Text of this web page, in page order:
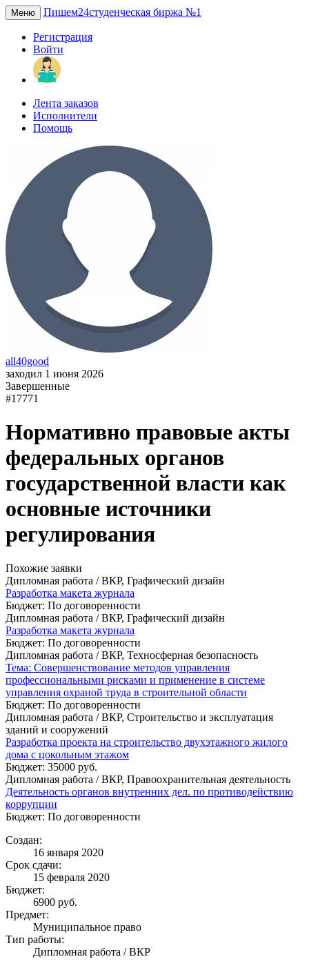
Меню Пишем24студенческая биржа №1
Регистрация
Войти
Лента заказов
Исполнители
Помощь
all40good
заходил 1 июня 2026
Завершенные
#17771
Нормативно правовые акты
федеральных органов
государственной власти как
основные источники
регулирования
Похожие заявки
Дипломная работа / ВКР, Графический дизайн
Разработка макета журнала
Бюджет: По договоренности
Дипломная работа / ВКР, Графический дизайн
Разработка макета журнала
Бюджет: По договоренности
Дипломная работа / ВКР, Техносферная безопасность
Тема: Совершенствование методов управления
профессиональными рисками и применение в системе
управления охраной труда в строительной области
Бюджет: По договоренности
Дипломная работа / ВКР, Строительство и эксплуатация
зданий и сооружений
Разработка проекта на строительство двухэтажного жилого
дома с цокольным этажом
Бюджет: 35000 руб.
Дипломная работа / ВКР, Правоохранительная деятельность
Деятельность органов внутренних дел. по противодействию
коррупции
Бюджет: По договоренности
Создан:
16 января 2020
Срок сдачи:
15 февраля 2020
Бюджет:
6900 руб.
Предмет:
Муниципальное право
Тип работы:
Дипломная работа / ВКР